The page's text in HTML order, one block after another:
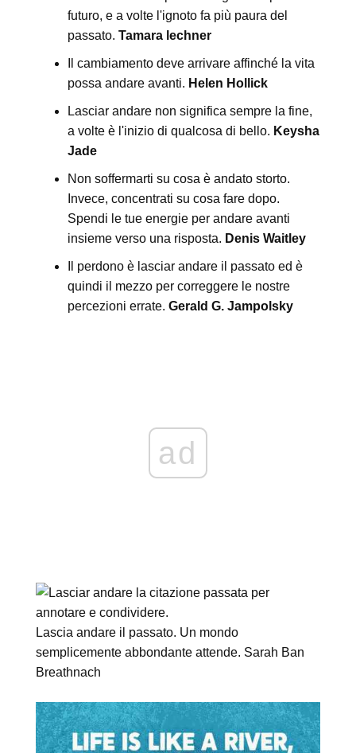
futuro, e a volte l'ignoto fa più paura del
passato. Tamara lechner
Il cambiamento deve arrivare affinché la vita
possa andare avanti. Helen Hollick
Lasciar andare non significa sempre la fine,
a volte è l'inizio di qualcosa di bello. Keysha
Jade
Non soffermarti su cosa è andato storto.
Invece, concentrati su cosa fare dopo.
Spendi le tue energie per andare avanti
insieme verso una risposta. Denis Waitley
Il perdono è lasciar andare il passato ed è
quindi il mezzo per correggere le nostre
percezioni errate. Gerald G. Jampolsky
ad
Lascia andare il passato. Un mondo
semplicemente abbondante attende. Sarah Ban
Breathnach